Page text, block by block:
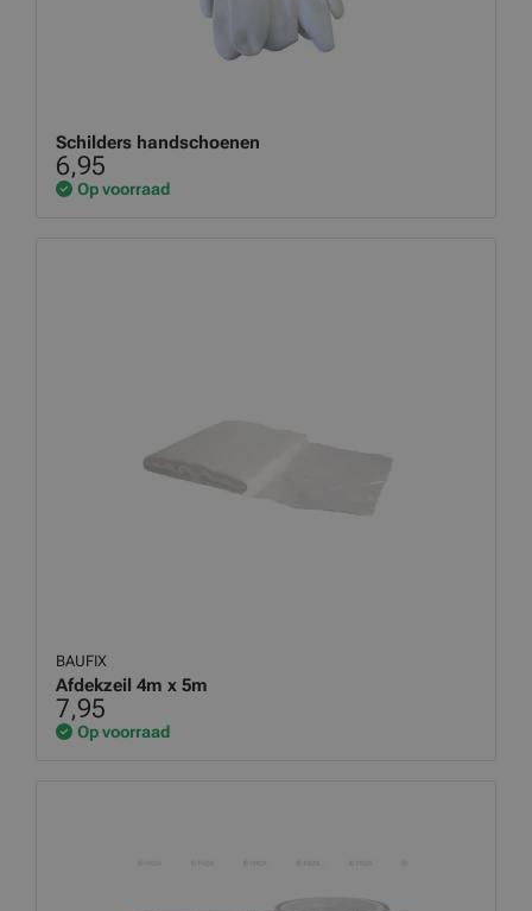
Schilders handschoenen
6,95
Op voorraad
BAUFIX
Afdekzeil 4m x 5m
7,95
Op voorraad